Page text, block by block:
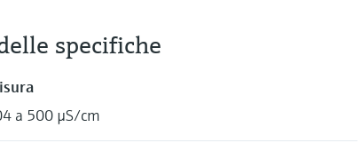
specifiche
a 500 µS/cm